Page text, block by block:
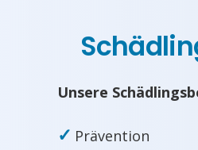
Unsere
✓ Prävention